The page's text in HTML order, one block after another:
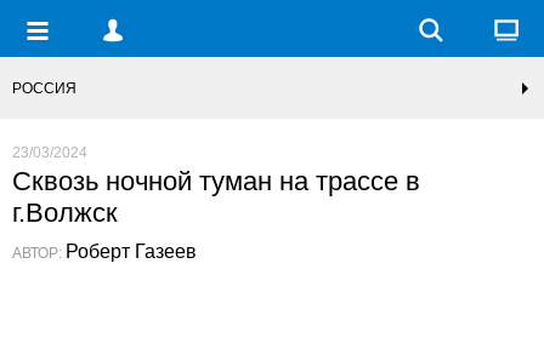
РОССИЯ
23/03/2024
Сквозь ночной туман на трассе в
г.Волжск
АВТОР: Роберт Газеев